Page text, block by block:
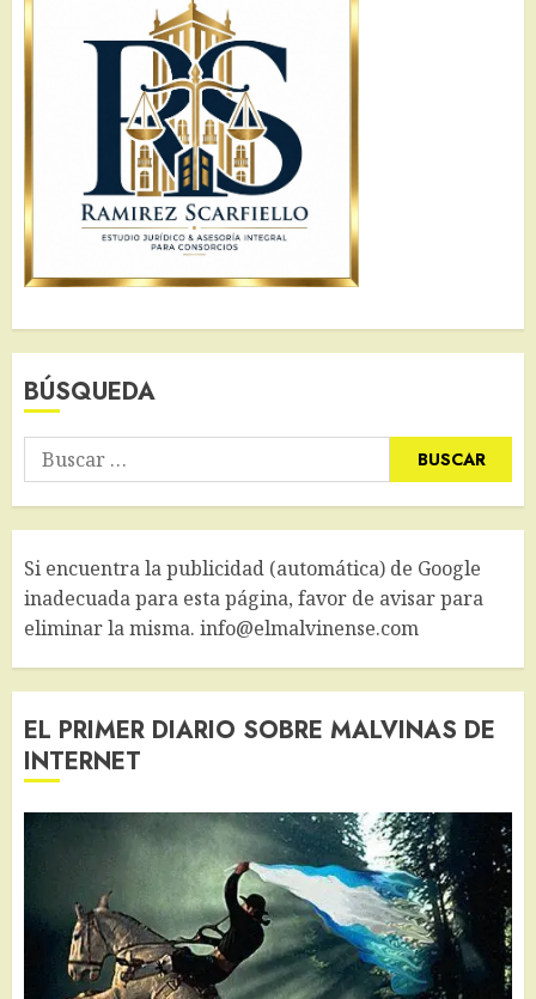
BÚSQUEDA
Buscar:
Si encuentra la publicidad (automática) de Google
inadecuada para esta página, favor de avisar para
eliminar la misma. info@elmalvinense.com
EL PRIMER DIARIO SOBRE MALVINAS DE
INTERNET